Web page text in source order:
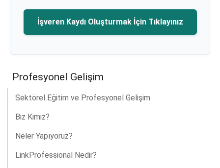
İşveren Kaydı Oluşturmak İçin Tıklayınız
Profesyonel Gelişim
Sektörel Eğitim ve Profesyonel Gelişim
Biz Kimiz?
Neler Yapıyoruz?
LinkProfessional Nedir?